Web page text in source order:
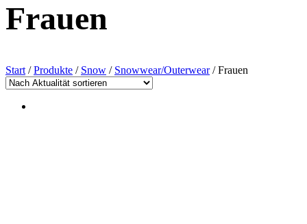
Frauen
Start /Produkte / Snow / Snowwear/Outerwear/ Frauen